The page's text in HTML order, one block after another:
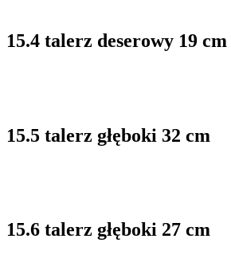
15.4 talerz deserowy 19 cm
15.5 talerz głęboki 32 cm
15.6 talerz głęboki 27 cm